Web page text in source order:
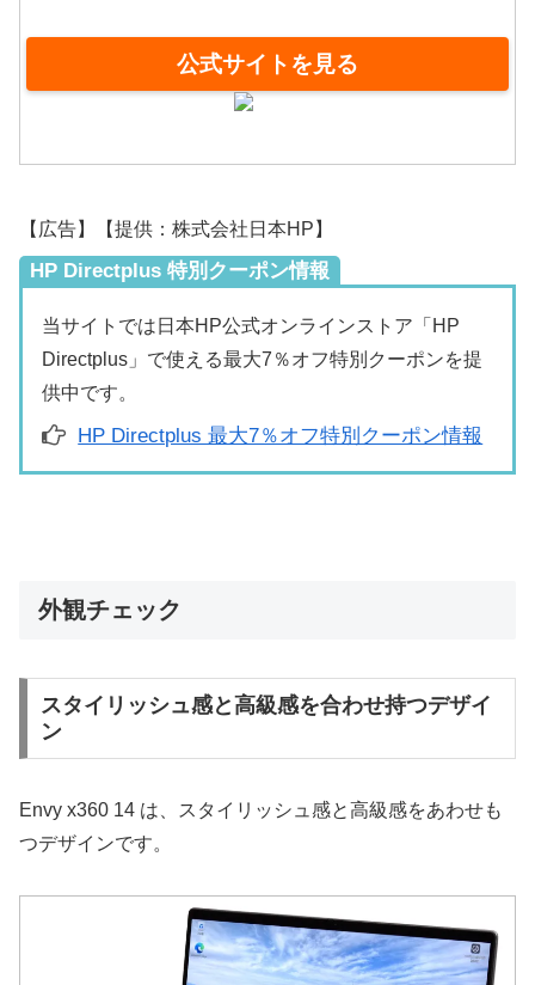
公式サイトを見る
【広告】【提供：株式会社日本HP】
HP Directplus 特別クーポン情報
当サイトでは日本HP公式オンラインストア「HP
Directplus」で使える最大7％オフ特別クーポンを提
供中です。
HP Directplus 最大7％オフ特別クーポン情報
外観チェック
スタイリッシュ感と高級感を合わせ持つデザイ
ン
Envy x360 14 は、スタイリッシュ感と高級感をあわせも
つデザインです。